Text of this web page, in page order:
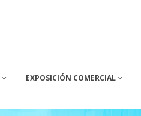
EXPOSICIÓN COMERCIAL